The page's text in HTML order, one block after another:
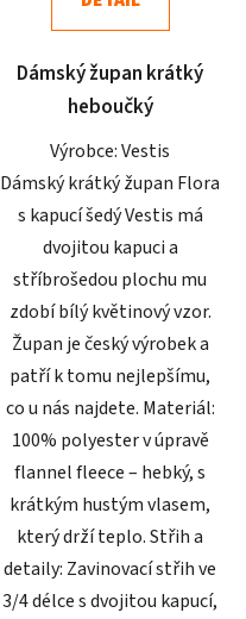
80D 80E 85B 85C
z
hvězdiček.
Dámský župan krátký
heboučký
Výrobce: Vestis
Dámský krátký župan Flora
s kapucí šedý Vestis má
dvojitou kapuci a
stříbrošedou plochu mu
zdobí bílý květinový vzor.
Župan je český výrobek a
patří k tomu nejlepšímu,
co u nás najdete. Materiál:
100% polyester v úpravě
flannel fleece – hebký, s
krátkým hustým vlasem,
který drží teplo. Střih a
detaily: Zavinovací střih ve
3/4 délce s dvojitou kapucí,